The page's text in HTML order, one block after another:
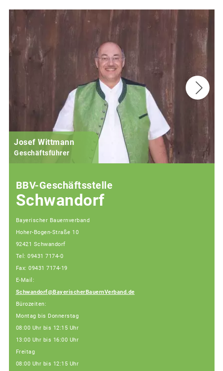
Josef Wittmann
Geschäftsführer
BBV-Geschäftsstelle
Schwandorf
Bayerischer Bauernverband
Hoher-Bogen-Straße 10
92421 Schwandorf
Tel: 09431 7174-0
Fax: 09431 7174-19
E-Mail:
Schwandorf@BayerischerBauernVerband.de
Bürozeiten:
Montag bis Donnerstag
08:00 Uhr bis 12:15 Uhr
13:00 Uhr bis 16:00 Uhr
Freitag
08:00 Uhr bis 12:15 Uhr